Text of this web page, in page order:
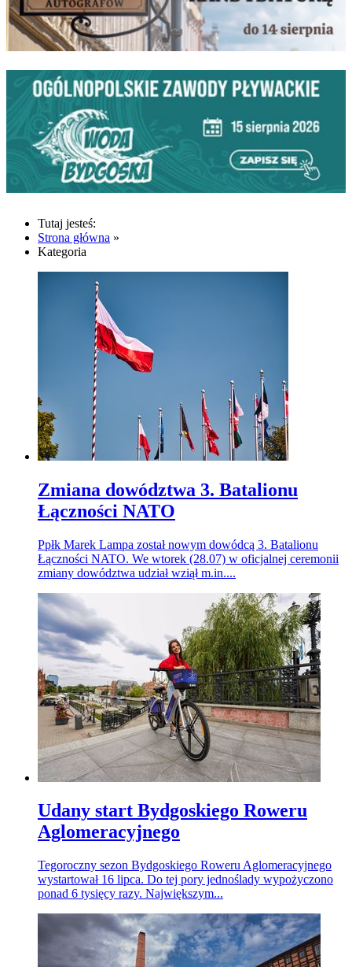
Tutaj jesteś:
Strona główna »
Kategoria
Zmiana dowództwa 3. Batalionu
Łączności NATO
Ppłk Marek Lampa został nowym dowódcą 3. Batalionu
Łączności NATO. We wtorek (28.07) w oficjalnej ceremonii
zmiany dowództwa udział wziął m.in....
Udany start Bydgoskiego Roweru
Aglomeracyjnego
Tegoroczny sezon Bydgoskiego Roweru Aglomeracyjnego
wystartował 16 lipca. Do tej pory jednoślady wypożyczono
ponad 6 tysięcy razy. Największym...